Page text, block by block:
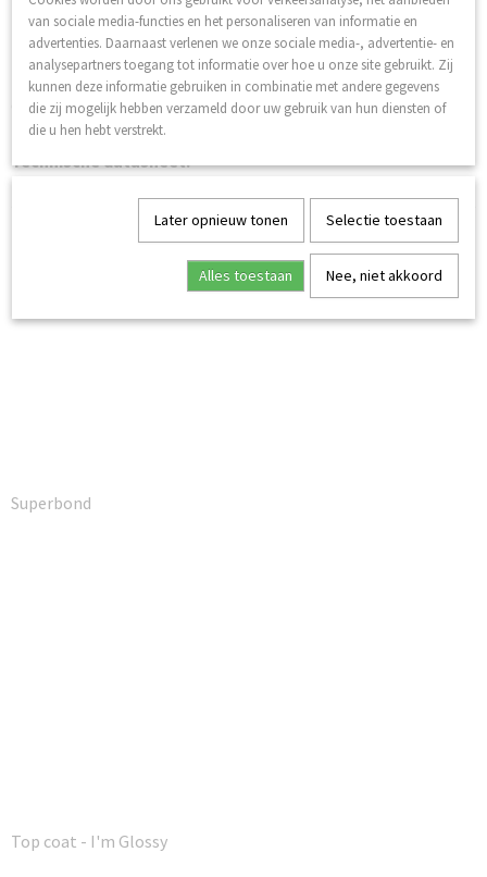
Uitharden gedurende 2 minuten in UV/LED-lamp.
NIET afvegen met Remover, Aceton of Cleanser.
Zorg ervoor dat High Shine is afgekoeld voordat je
nagelriemolie gebruikt. Bewaar op een donkere, koele plaats
en zorg ervoor dat de top coat niet in de buurt van UV- of LED-
licht staat. Breng nooit meer dan één laag aan.
Technische datasheet:
High Shine Top Coat
Ook interessant
Superbond
Top coat - I'm Glossy
van sociale media-functies en het personaliseren van informatie en
advertenties. Daarnaast verlenen we onze sociale media-, advertentie- en
analysepartners toegang tot informatie over hoe u onze site gebruikt. Zij
kunnen deze informatie gebruiken in combinatie met andere gegevens
die zij mogelijk hebben verzameld door uw gebruik van hun diensten of
die u hen hebt verstrekt.
Later opnieuw tonen Selectie toestaan
Alles toestaan Nee, niet akkoord